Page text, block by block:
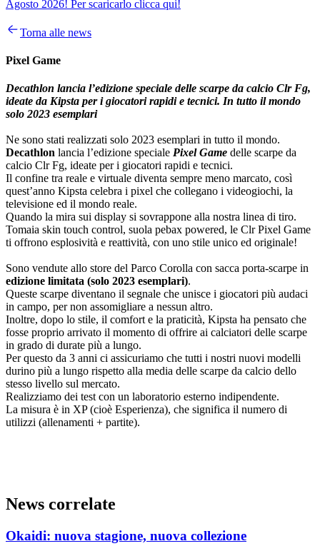
Agosto 2026! Per scaricarlo clicca qui!
Torna alle news
Pixel Game
Decathlon lancia l’edizione speciale delle scarpe da calcio Clr Fg,
ideate da Kipsta per i giocatori rapidi e tecnici. In tutto il mondo
solo 2023 esemplari
Ne sono stati realizzati solo 2023 esemplari in tutto il mondo.
Decathlon lancia l’edizione speciale Pixel Game delle scarpe da
calcio Clr Fg, ideate per i giocatori rapidi e tecnici.
Il confine tra reale e virtuale diventa sempre meno marcato, così
quest’anno Kipsta celebra i pixel che collegano i videogiochi, la
televisione ed il mondo reale.
Quando la mira sui display si sovrappone alla nostra linea di tiro.
Tomaia skin touch control, suola pebax powered, le Clr Pixel Game
ti offrono esplosività e reattività, con uno stile unico ed originale!
Sono vendute allo store del Parco Corolla con sacca porta-scarpe in
edizione limitata (solo 2023 esemplari).
Queste scarpe diventano il segnale che unisce i giocatori più audaci
in campo, per non assomigliare a nessun altro.
Inoltre, dopo lo stile, il comfort e la praticità, Kipsta ha pensato che
fosse proprio arrivato il momento di offrire ai calciatori delle scarpe
in grado di durate più a lungo.
Per questo da 3 anni ci assicuriamo che tutti i nostri nuovi modelli
durino più a lungo rispetto alla media delle scarpe da calcio dello
stesso livello sul mercato.
Realizziamo dei test con un laboratorio esterno indipendente.
La misura è in XP (cioè Esperienza), che significa il numero di
utilizzi (allenamenti + partite).
News correlate
Okaidi: nuova stagione, nuova collezione